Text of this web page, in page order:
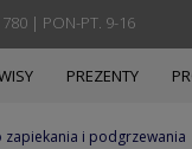
780 | PON-PT. 9-16
PREZENTY
zapiekania i podgrzewania